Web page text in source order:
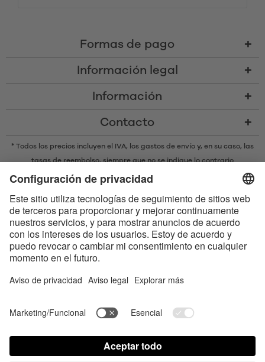
Formas de pago
Información legal
Información
Contacto
* Todos los precios incluyen el IVA, los gastos de envío y, en su caso, las
tasas de reembolso, siempre que no se indique lo contrario
* La marca denominativa y los logotipos Bluetooth® son marcas
marcas por parte de Satisfyer GmbH se realiza bajo licencia.
Apple, el logotipo de Apple y Apple Watch son marcas registradas
propiedad de Apple Inc. Google Play y el logotipo de Google Play son
marcas comerciales de Google LLC.